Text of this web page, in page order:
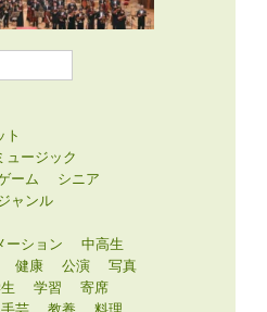
ト
ュージック
ーム
シニア
ャンル
ーション
中高生
健康 公演
写真
学習
寄席